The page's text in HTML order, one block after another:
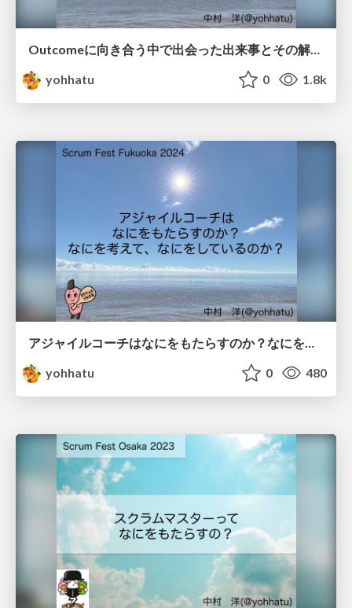
Outcomeに向き合う中で出会った出来事とその解決案 / Problems and solutions when working on Outcome
yohhatu
0 1.8k
アジャイルコーチはなにをもたらすのか？なにを考えて、どんなことをしているのか？ / What does Agile Coach bring？
yohhatu
0 480